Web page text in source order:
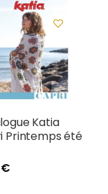
Katia
Printemps été